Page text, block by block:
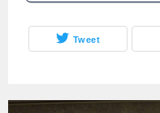
Tweet